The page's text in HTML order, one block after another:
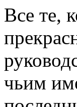
Все те,
чьим